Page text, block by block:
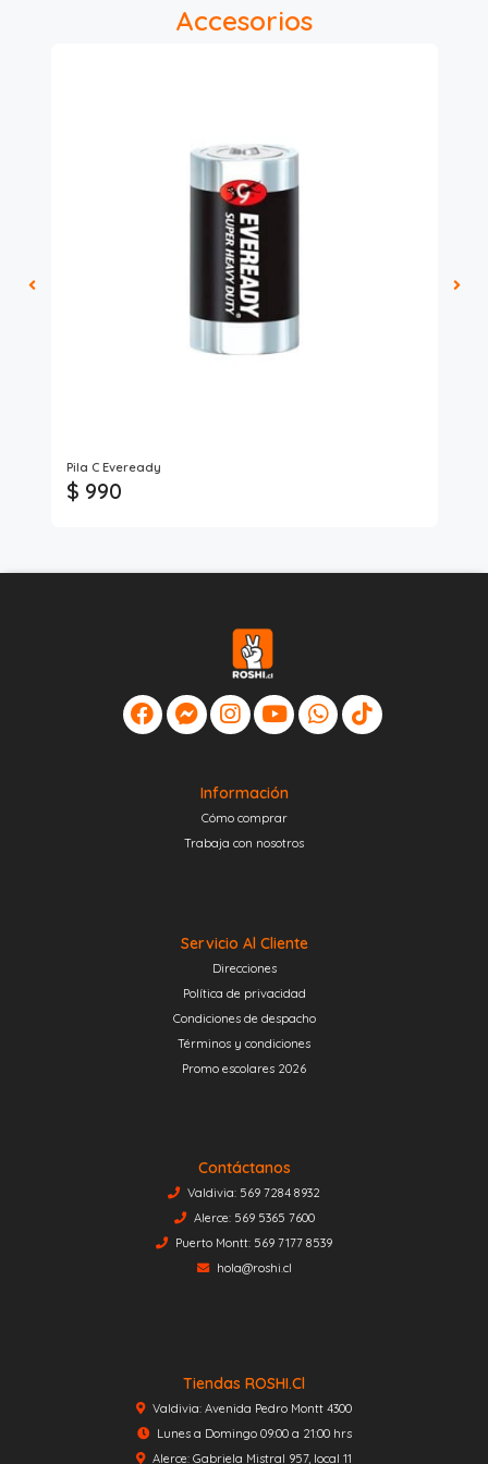
Accesorios
Pila C Eveready
$ 990
Información
Cómo comprar
Trabaja con nosotros
Servicio Al Cliente
Direcciones
Política de privacidad
Condiciones de despacho
Términos y condiciones
Promo escolares 2026
Contáctanos
Valdivia: 569 7284 8932
Alerce: 569 5365 7600
Puerto Montt: 569 7177 8539
hola@roshi.cl
Tiendas ROSHI.cl
Valdivia: Avenida Pedro Montt 4300
Lunes a Domingo 09:00 a 21:00 hrs
Alerce: Gabriela Mistral 957, local 11